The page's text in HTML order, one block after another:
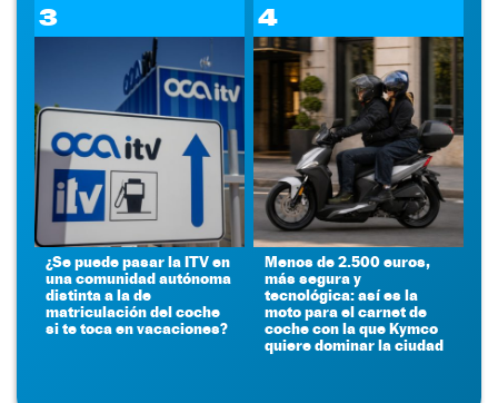
3
¿Se puede pasar la ITV en
una comunidad autónoma
distinta a la de
matriculación del coche
si te toca en vacaciones?
4
Menos de 2.500 euros,
más segura y
tecnológica: así es la
moto para el carnet de
coche con la que Kymco
quiere dominar la ciudad